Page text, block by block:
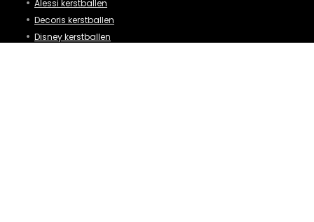
Alessi kerstballen
Decoris kerstballen
Disney kerstballen